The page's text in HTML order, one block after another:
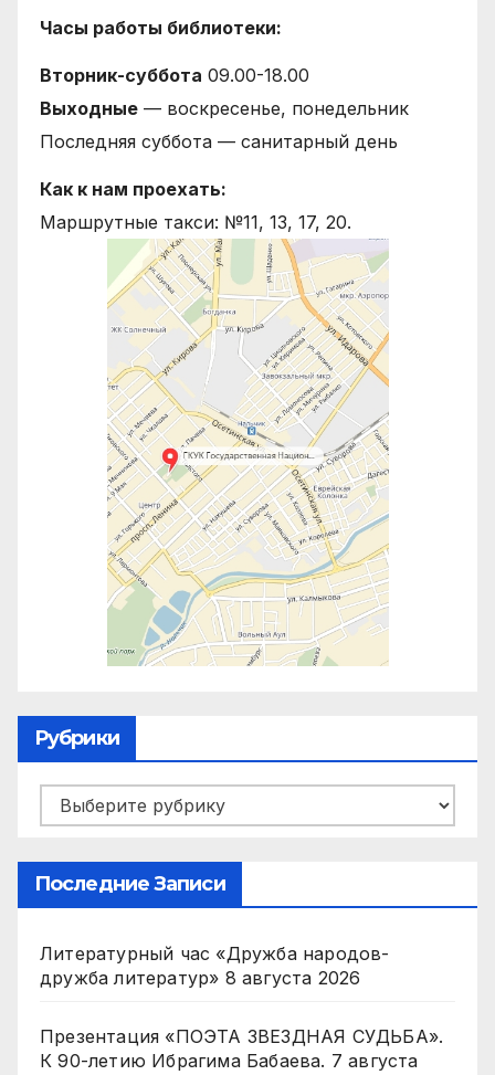
Часы работы библиотеки:
Вторник-суббота 09.00-18.00
Выходные — воскресенье, понедельник
Последняя суббота — санитарный день
Как к нам проехать:
Маршрутные такси: №11, 13, 17, 20.
Рубрики
Рубрики
Последние Записи
Литературный час «Дружба народов-
дружба литератур» 8 августа 2026
Презентация «ПОЭТА ЗВЕЗДНАЯ СУДЬБА».
К 90-летию Ибрагима Бабаева. 7 августа